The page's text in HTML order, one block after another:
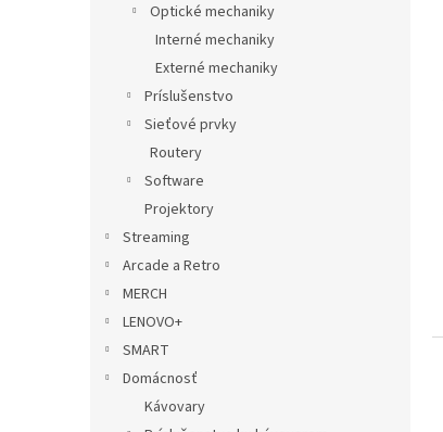
Optické mechaniky
Interné mechaniky
Externé mechaniky
Príslušenstvo
Sieťové prvky
Routery
Software
Projektory
Streaming
Arcade a Retro
MERCH
LENOVO+
SMART
Domácnosť
Kávovary